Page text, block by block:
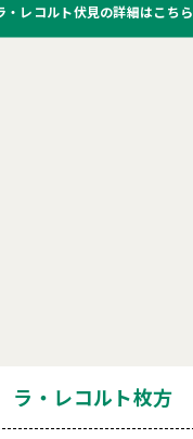
・レコルト伏見の詳細はこちら
ラ・レコルト枚方